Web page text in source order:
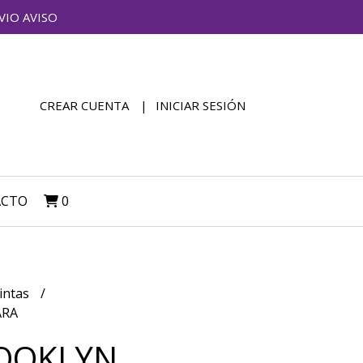
AVISO
CREAR CUENTA INICIAR SESIÓN
0